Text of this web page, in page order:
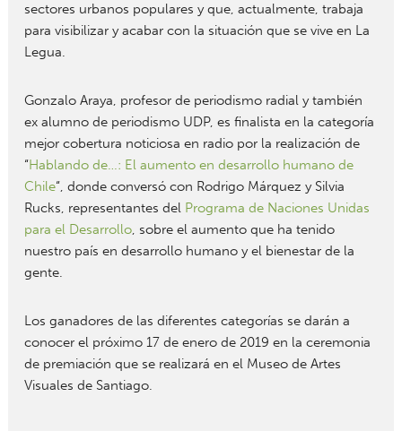
sectores urbanos populares y que, actualmente, trabaja
para visibilizar y acabar con la situación que se vive en La
Legua.
Gonzalo Araya, profesor de periodismo radial y también
ex alumno de periodismo UDP, es finalista en la categoría
mejor cobertura noticiosa en radio por la realización de
“Hablando de…: El aumento en desarrollo humano de
Chile“, donde conversó con Rodrigo Márquez y Silvia
Rucks, representantes del Programa de Naciones Unidas
para el Desarrollo, sobre el aumento que ha tenido
nuestro país en desarrollo humano y el bienestar de la
gente.
Los ganadores de las diferentes categorías se darán a
conocer el próximo 17 de enero de 2019 en la ceremonia
de premiación que se realizará en el Museo de Artes
Visuales de Santiago.